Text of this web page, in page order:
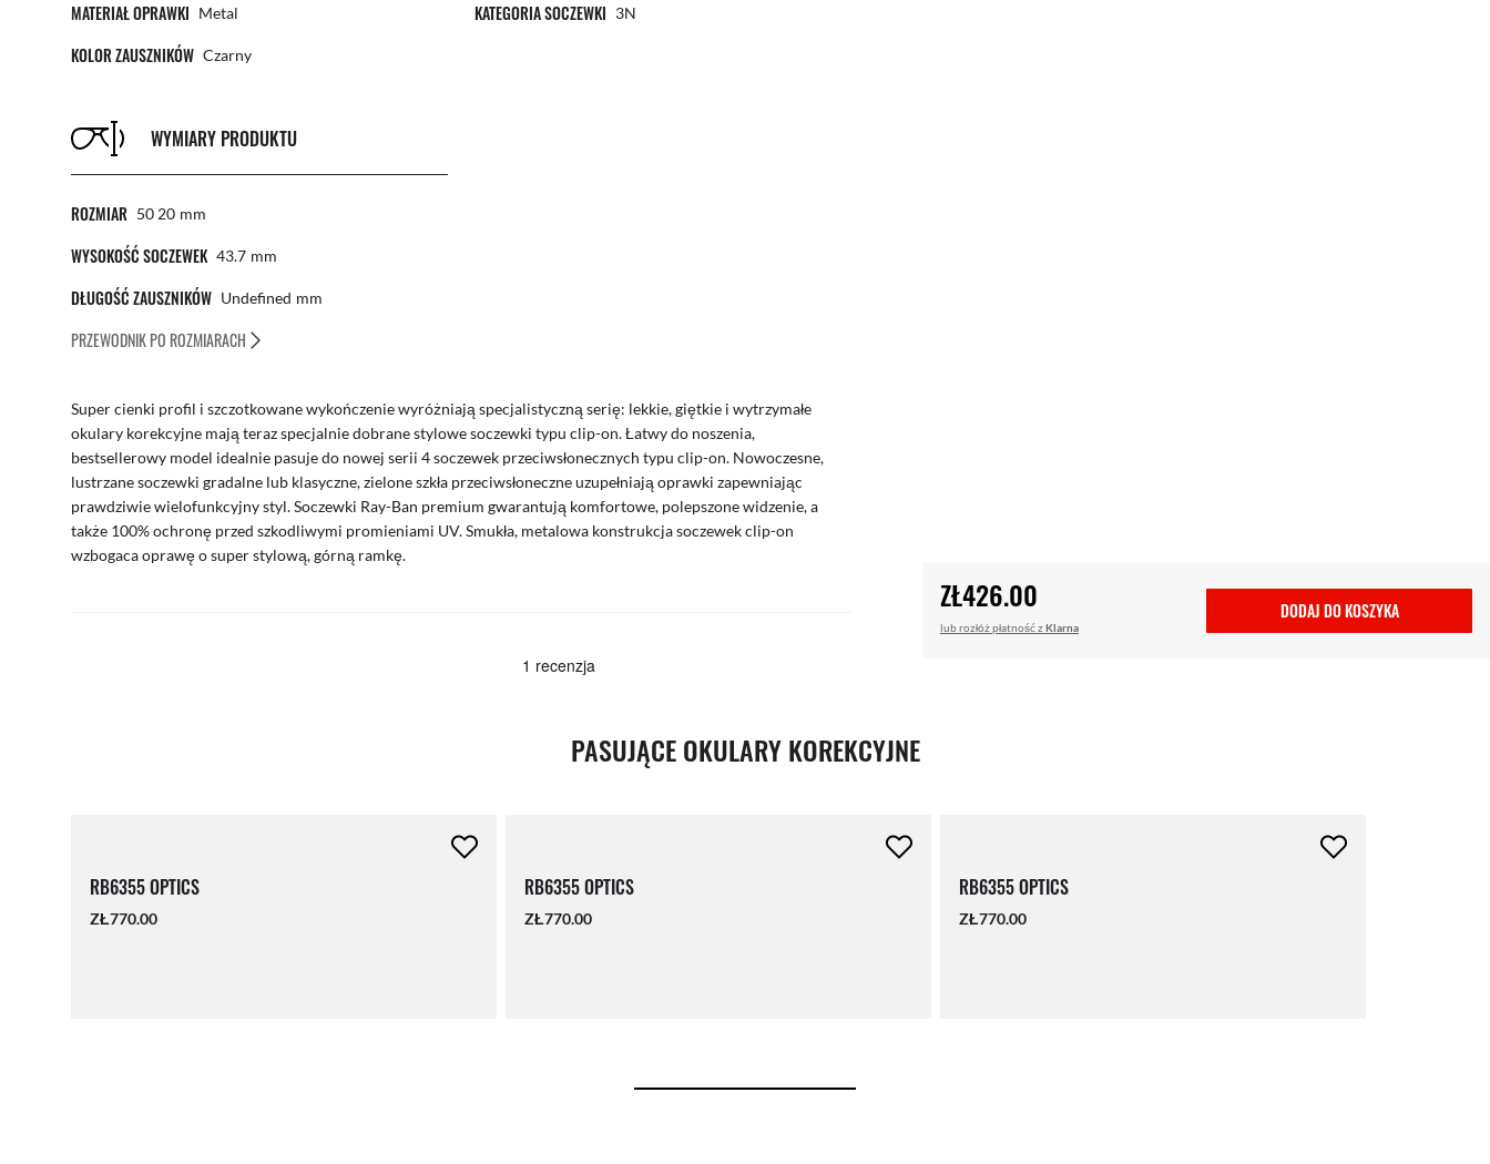
MATERIAŁ OPRAWKI Metal
KOLOR ZAUSZNIKÓW Czarny
KATEGORIA SOCZEWKI 3N
WYMIARY PRODUKTU
ROZMIAR 50 20 Mm
WYSOKOŚĆ SOCZEWEK 43.7 Mm
DŁUGOŚĆ ZAUSZNIKÓW Undefined Mm
PRZEWODNIK PO ROZMIARACH
Super cienki profil i szczotkowane wykończenie wyróżniają specjalistyczną serię: lekkie, giętkie i wytrzymałe
okulary korekcyjne mają teraz specjalnie dobrane stylowe soczewki typu clip-on. Łatwy do noszenia,
bestsellerowy model idealnie pasuje do nowej serii 4 soczewek przeciwsłonecznych typu clip-on. Nowoczesne,
lustrzane soczewki gradalne lub klasyczne, zielone szkła przeciwsłoneczne uzupełniają oprawki zapewniając
prawdziwie wielofunkcyjny styl. Soczewki Ray-Ban premium gwarantują komfortowe, polepszone widzenie, a
także 100% ochronę przed szkodliwymi promieniami UV. Smukła, metalowa konstrukcja soczewek clip-on
wzbogaca oprawę o super stylową, górną ramkę.
ZŁ426.00
lub rozłóż płatność zKlarna
DODAJ DO KOSZYKA
PASUJĄCE OKULARY KOREKCYJNE
RB6355 OPTICS
ZŁ770.00
RB6355 OPTICS
ZŁ770.00
RB6355 OPTICS
ZŁ770.00